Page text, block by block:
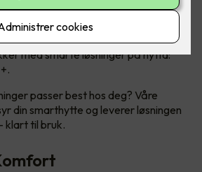
ta hytteopplevelsen til et nytt nivå!
Smarthytte – et konsept som
med smarte løsninger på hytta:
passer best hos deg? Våre
din smarthytte og leverer løsningen
klart til bruk.